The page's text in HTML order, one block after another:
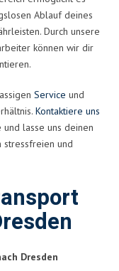
Ablauf deines
Durch unsere
können wir dir
Service und
Kontaktiere uns
lasse uns deinen
stressfreien und
Dresden